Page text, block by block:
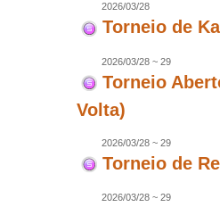
2026/03/28
Torneio de
2026/03/28 ~ 29
Torneio
Volta)
2026/03/28 ~ 29
Torneio de
2026/03/28 ~ 29